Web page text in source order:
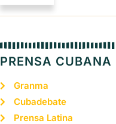
PRENSA CUBANA
Granma
Cubadebate
Prensa Latina